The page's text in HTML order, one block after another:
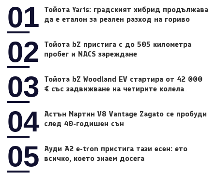
01
Тойота Yaris: градският хибрид продължава
да е еталон за реален разход на гориво
02
Тойота bZ пристига с до 505 километра
пробег и NACS зареждане
03
Тойота bZ Woodland EV стартира от 42 000
€ със задвижване на четирите колела
04 Астън Мартин V8 Vantage Zagato се пробуди
след 40-годишен сън
05
Ауди A2 e-tron пристига тази есен: ето
всичко, което знаем досега